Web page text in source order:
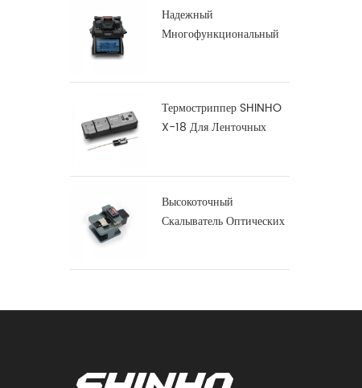
Надежный
Многофункциональный
Термостриппер SHINHO
X-18 Для Ленточных
Высокоточный
Скалыватель Оптических